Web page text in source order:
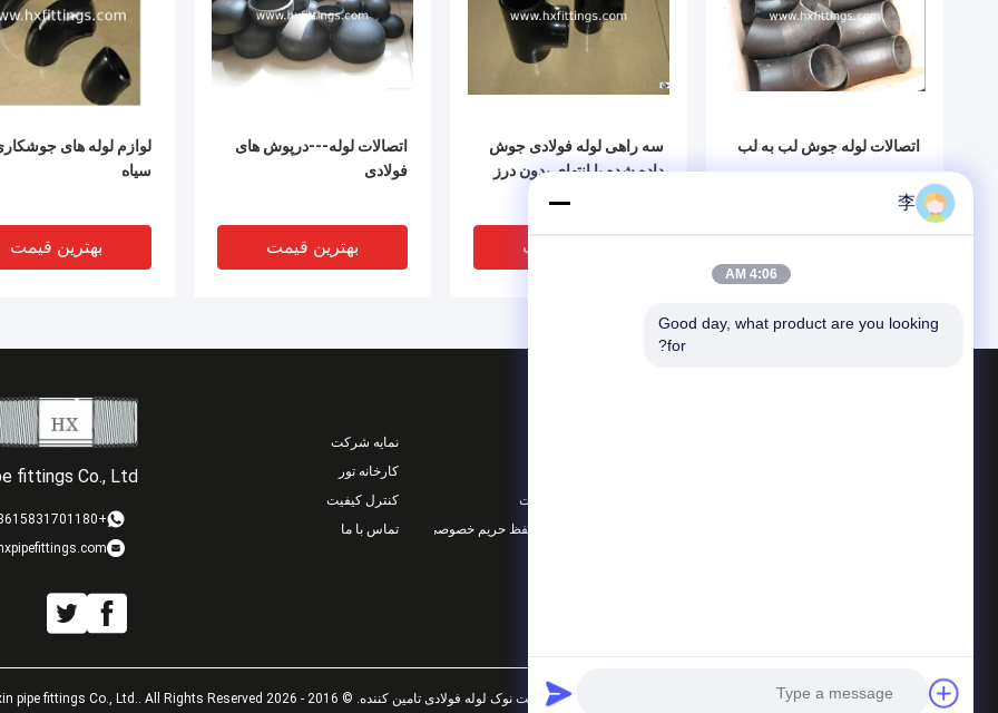
لوازم لوله های
سیاه
بهترین قیمت
اتصالات لوله---درپوش های
فولادی
بهترین قیمت
سه راهی لوله فولادی جوش
داده شده با انتهای بدون درز
بهترین قیمت
اتصالات لوله جوش لب به لب
لوازم لوله ی بدون
fittings Co., Ltd.
+8615831701180
نمایه شرکت
کارخانه تور
کنترل کیفیت
تماس با ما
نقشه سایت
سیاست حفظ حریم خصوصی
چین خوب کیفیت نوک لوله فولادی تامین کننده. © 2016 - 2026 Cangzhou Hongxin pipe fittings Co., Ltd.. All Rights Reserved.
李
4:06 AM
Good day, what product are you looking
for?